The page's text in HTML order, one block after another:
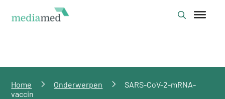
Home Onderwerpen
SARS-CoV-2-mRNA-
vaccin